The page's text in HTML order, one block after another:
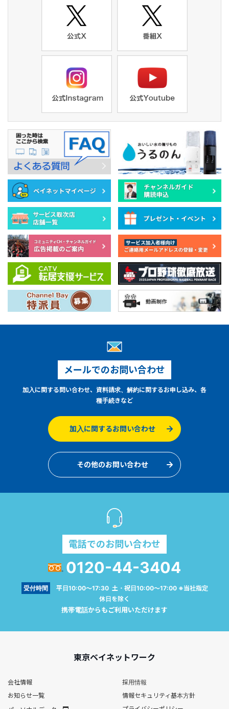
メールでのお問い合わせ
加入に関する問い合わせ、資料請求、解約に関するお申し込み、各
種手続きなど
加入に関するお問い合わせ
その他のお問い合わせ
電話でのお問い合わせ
0120-44-3404
受付時間
平日10:00～17:30 土・祝日10:00～17:00 ※当社指定
休日を除く
携帯電話からもご利用いただけます
東京ベイネットワーク
会社情報
採用情報
お知らせ一覧
情報セキュリティ基本方針